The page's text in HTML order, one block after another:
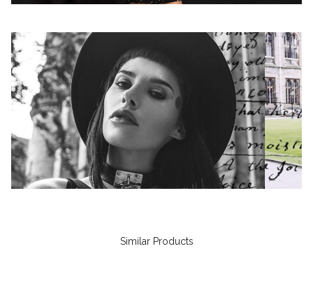
Similar Products